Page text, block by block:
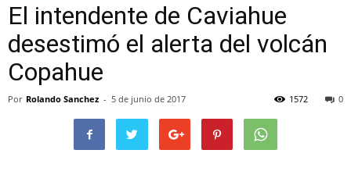
El intendente de Caviahue
desestimó el alerta del volcán
Copahue
Por Rolando Sanchez - 5 de junio de 2017 0
1572